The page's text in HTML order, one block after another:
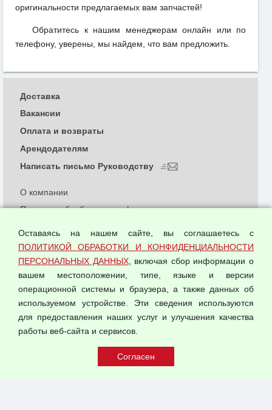
оригинальности предлагаемых вам запчастей!
Обратитесь к нашим менеджерам онлайн или по
телефону, уверены, мы найдем, что вам предложить.
© 2026 ООО "Феникс"
О компании
Политика обработки и конфиденциальности
Согласием на обработку персональных данных
Оферта оптовой купли-продажи
Публичная оферта
Доставка
Вакансии
Оплата и возвраты
Арендодателям
Написать письмо Руководству
Оставаясь на нашем сайте, вы соглашаетесь с
ПОЛИТИКОЙ ОБРАБОТКИ И КОНФИДЕНЦИАЛЬНОСТИ
ПЕРСОНАЛЬНЫХ ДАННЫХ, включая сбор информации о
вашем местоположении, типе, языке и версии
операционной системы и браузера, а также данных об
используемом устройстве. Эти сведения используются
для предоставления наших услуг и улучшения качества
работы веб-сайта и сервисов.